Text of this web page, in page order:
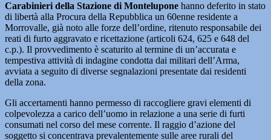
Carabinieri della Stazione di Montelupone hanno deferito in stato
di libertà alla Procura della Repubblica un 60enne residente a
Morrovalle, già noto alle forze dell’ordine, ritenuto responsabile dei
reati di furto aggravato e ricettazione (articoli 624, 625 e 648 del
c.p.). Il provvedimento è scaturito al termine di un’accurata e
tempestiva attività di indagine condotta dai militari dell’Arma,
avviata a seguito di diverse segnalazioni presentate dai residenti
della zona.
Gli accertamenti hanno permesso di raccogliere gravi elementi di
colpevolezza a carico dell’uomo in relazione a una serie di furti
consumati nel corso del mese corrente. Il raggio d’azione del
soggetto si concentrava prevalentemente sulle aree rurali del